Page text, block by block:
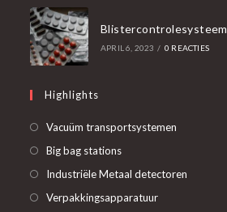
Blistercontrolesysteem
APRIL 6, 2023 / 0 REACTIES
Highlights
Vacuüm transportsystemen
Big bag stationsOpent
in
Industriële Metaal detectoren
VerpakkingsapparatuurOpent